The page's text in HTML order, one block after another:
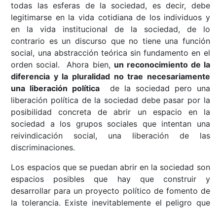
todas las esferas de la sociedad, es decir, debe
legitimarse en la vida cotidiana de los individuos y
en la vida institucional de la sociedad, de lo
contrario es un discurso que no tiene una función
social, una abstracción teórica sin fundamento en el
orden social. Ahora bien, un reconocimiento de la
diferencia y la pluralidad no trae necesariamente
una liberación política de la sociedad pero una
liberación política de la sociedad debe pasar por la
posibilidad concreta de abrir un espacio en la
sociedad a los grupos sociales que intentan una
reivindicación social, una liberación de las
discriminaciones.
Los espacios que se puedan abrir en la sociedad son
espacios posibles que hay que construir y
desarrollar para un proyecto político de fomento de
la tolerancia. Existe inevitablemente el peligro que